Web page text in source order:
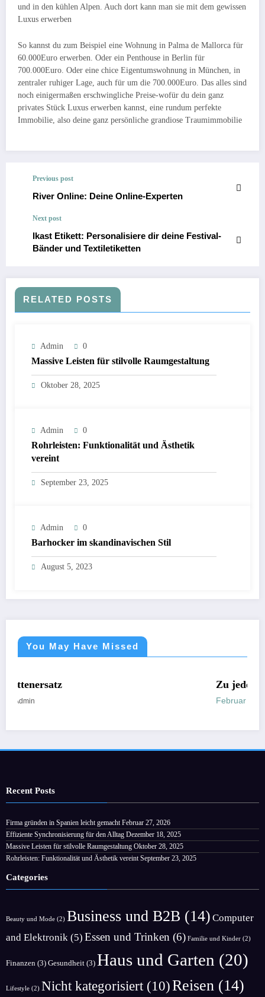
und in den kühlen Alpen. Auch dort kann man sie mit dem gewissen
Luxus erwerben
So kannst du zum Beispiel eine Wohnung in Palma de Mallorca für
60.000Euro erwerben. Oder ein Penthouse in Berlin für
700.000Euro. Oder eine chice Eigentumswohnung in München, in
zentraler ruhiger Lage, auch für um die 700.000Euro. Das alles sind
noch einigermaßen erschwingliche Preise-wofür du dein ganz
privates Stück Luxus erwerben kannst, eine rundum perfekte
Immobilie, also deine ganz persönliche grandiose Traumimmobilie
Previous post
River Online: Deine Online-Experten
Next post
Ikast Etikett: Personalisiere dir deine Festival-
Bänder und Textiletiketten
RELATED POSTS
Admin 0
Massive Leisten für stilvolle Raumgestaltung
Oktober 28, 2025
Admin 0
Rohrleisten: Funktionalität und Ästhetik
vereint
September 23, 2025
Admin 0
Barhocker im skandinavischen Stil
August 5, 2023
You May Have Missed
Admin
Recent Posts
Firma gründen in Spanien leicht gemacht Februar 27, 2026
Effiziente Synchronisierung für den Alltag Dezember 18, 2025
Massive Leisten für stilvolle Raumgestaltung Oktober 28, 2025
Rohrleisten: Funktionalität und Ästhetik vereint September 23, 2025
Categories
Beauty und Mode (2) Business und B2B (14) Computer
and Elektronik (5) Essen und Trinken (6) Familie und Kinder (2)
Finanzen (3) Gesundheit (3) Haus und Garten (20)
Lifestyle (2) Nicht kategorisiert (10)Reisen (14)